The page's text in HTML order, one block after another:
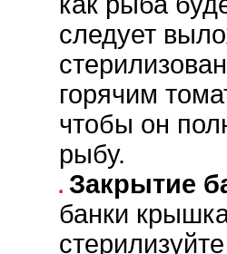
следует
горячим
чтобы он
рыбу.
Закрытие
банки